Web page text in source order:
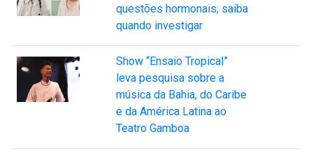
questões hormonais; saiba
quando investigar
Show “Ensaio Tropical”
leva pesquisa sobre a
música da Bahia, do Caribe
e da América Latina ao
Teatro Gamboa